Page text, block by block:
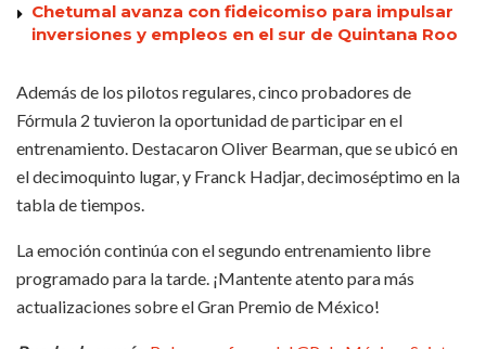
Chetumal avanza con fideicomiso para impulsar
inversiones y empleos en el sur de Quintana Roo
Además de los pilotos regulares, cinco probadores de
Fórmula 2 tuvieron la oportunidad de participar en el
entrenamiento. Destacaron Oliver Bearman, que se ubicó en
el decimoquinto lugar, y Franck Hadjar, decimoséptimo en la
tabla de tiempos.
La emoción continúa con el segundo entrenamiento libre
programado para la tarde. ¡Mantente atento para más
actualizaciones sobre el Gran Premio de México!